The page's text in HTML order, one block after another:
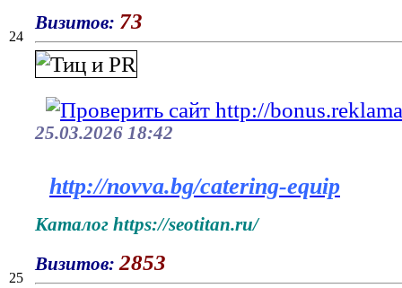
24
Визитов: 73
25.03.2026 18:42
25
http://novva.bg/catering-equip
Каталог https://seotitan.ru/
Визитов: 2853